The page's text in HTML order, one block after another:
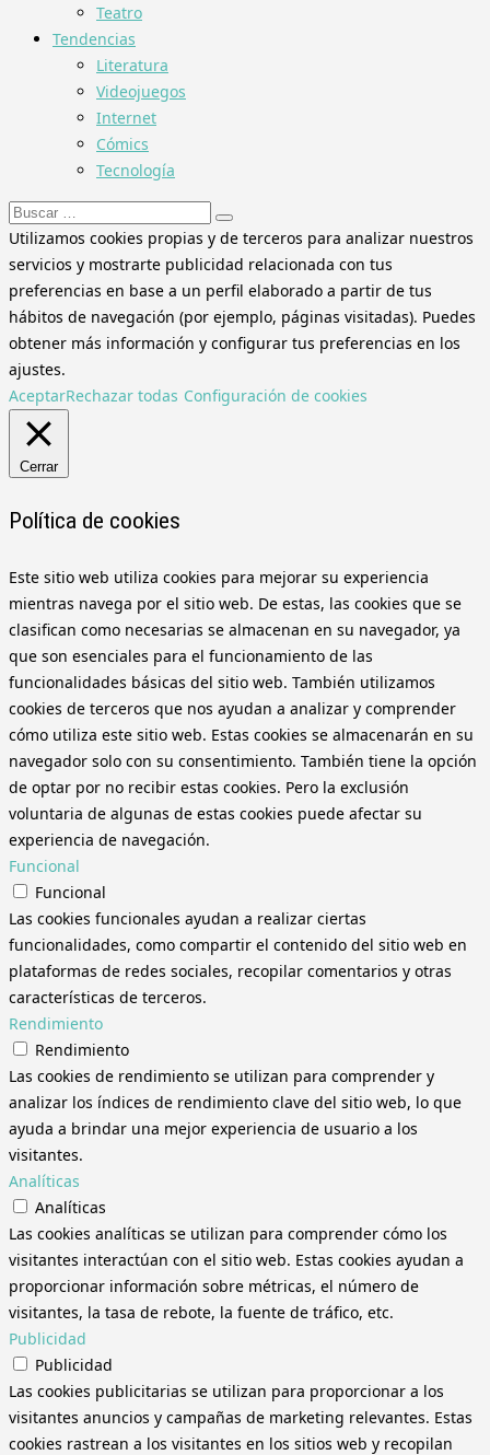
Teatro
Tendencias
Literatura
Videojuegos
Internet
Cómics
Tecnología
Buscar:
Utilizamos cookies propias y de terceros para analizar nuestros
servicios y mostrarte publicidad relacionada con tus
preferencias en base a un perfil elaborado a partir de tus
hábitos de navegación (por ejemplo, páginas visitadas). Puedes
obtener más información y configurar tus preferencias en los
ajustes.
AceptarRechazar todas Configuración de cookies
Cerrar
Política de cookies
Este sitio web utiliza cookies para mejorar su experiencia
mientras navega por el sitio web. De estas, las cookies que se
clasifican como necesarias se almacenan en su navegador, ya
que son esenciales para el funcionamiento de las
funcionalidades básicas del sitio web. También utilizamos
cookies de terceros que nos ayudan a analizar y comprender
cómo utiliza este sitio web. Estas cookies se almacenarán en su
navegador solo con su consentimiento. También tiene la opción
de optar por no recibir estas cookies. Pero la exclusión
voluntaria de algunas de estas cookies puede afectar su
experiencia de navegación.
Funcional
Funcional
Las cookies funcionales ayudan a realizar ciertas
funcionalidades, como compartir el contenido del sitio web en
plataformas de redes sociales, recopilar comentarios y otras
características de terceros.
Rendimiento
Rendimiento
Las cookies de rendimiento se utilizan para comprender y
analizar los índices de rendimiento clave del sitio web, lo que
ayuda a brindar una mejor experiencia de usuario a los
visitantes.
Analíticas
Analíticas
Las cookies analíticas se utilizan para comprender cómo los
visitantes interactúan con el sitio web. Estas cookies ayudan a
proporcionar información sobre métricas, el número de
visitantes, la tasa de rebote, la fuente de tráfico, etc.
Publicidad
Publicidad
Las cookies publicitarias se utilizan para proporcionar a los
visitantes anuncios y campañas de marketing relevantes. Estas
cookies rastrean a los visitantes en los sitios web y recopilan